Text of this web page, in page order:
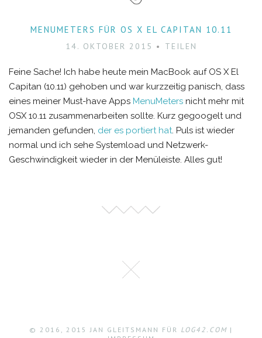
MENUMETERS FÜR OS X EL CAPITAN 10.11
14. OKTOBER 2015 TEILEN
Feine Sache! Ich habe heute mein MacBook auf OS X El
Capitan (10.11) gehoben und war kurzzeitig panisch, dass
eines meiner Must-have Apps MenuMeters nicht mehr mit
OSX 10.11 zusammenarbeiten sollte. Kurz gegoogelt und
jemanden gefunden, der es portiert hat. Puls ist wieder
normal und ich sehe Systemload und Netzwerk-
Geschwindigkeit wieder in der Menüleiste. Alles gut!
© 2016, 2015 JAN GLEITSMANN FÜR LOG42.COM |